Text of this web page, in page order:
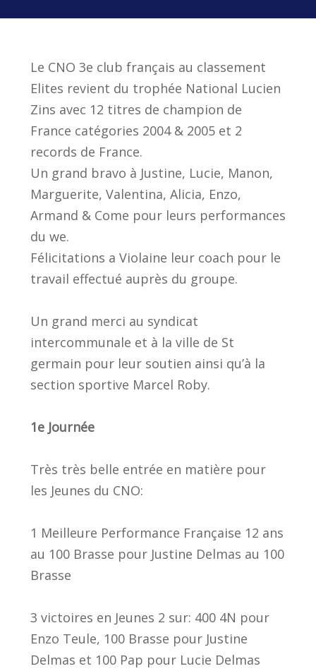
Le CNO 3e club français au classement
Elites revient du trophée National Lucien
Zins avec 12 titres de champion de
France catégories 2004 & 2005 et 2
records de France.
Un grand bravo à Justine, Lucie, Manon,
Marguerite, Valentina, Alicia, Enzo,
Armand & Come pour leurs performances
du we.
Félicitations a Violaine leur coach pour le
travail effectué auprès du groupe.
Un grand merci au syndicat
intercommunale et à la ville de St
germain pour leur soutien ainsi qu’à la
section sportive Marcel Roby.
1e Journée
Très très belle entrée en matière pour
les Jeunes du CNO:
1 Meilleure Performance Française 12 ans
au 100 Brasse pour Justine Delmas au 100
Brasse
3 victoires en Jeunes 2 sur: 400 4N pour
Enzo Teule, 100 Brasse pour Justine
Delmas et 100 Pap pour Lucie Delmas